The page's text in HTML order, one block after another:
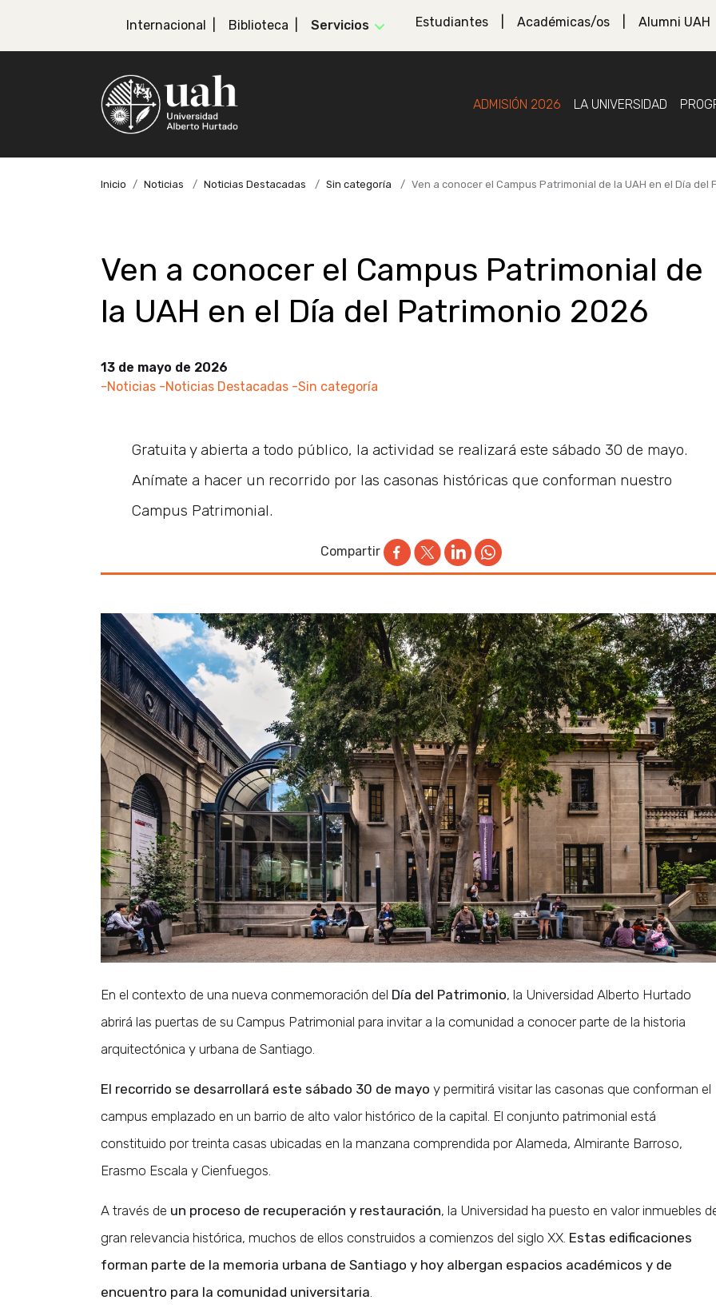
Internacional Biblioteca Servicios Estudiantes Académicas/os Alumni UAH
ADMISIÓN 2026 LA UNIVERSIDAD
Inicio Noticias Noticias Destacadas Sin categoría Ven a conocer el Campus Patrimonial de la UAH en el Día del
Ven a conocer el Campus Patrimonial de
la UAH en el Día del Patrimonio 2026
13 de mayo de 2026
-Noticias -Noticias Destacadas -Sin categoría
Gratuita y abierta a todo público, la actividad se realizará este sábado 30 de mayo.
Anímate a hacer un recorrido por las casonas históricas que conforman nuestro
Campus Patrimonial.
Compartir
En el contexto de una nueva conmemoración del Día del Patrimonio, la Universidad Alberto Hurtado
abrirá las puertas de su Campus Patrimonial para invitar a la comunidad a conocer parte de la historia
arquitectónica y urbana de Santiago.
El recorrido se desarrollará este sábado 30 de mayo y permitirá visitar las casonas que conforman el
campus emplazado en un barrio de alto valor histórico de la capital. El conjunto patrimonial está
constituido por treinta casas ubicadas en la manzana comprendida por Alameda, Almirante Barroso,
Erasmo Escala y Cienfuegos.
A través de un proceso de recuperación y restauración, la Universidad ha puesto en valor inmuebles
gran relevancia histórica, muchos de ellos construidos a comienzos del siglo XX. Estas edificaciones
forman parte de la memoria urbana de Santiago y hoy albergan espacios académicos y de
encuentro para la comunidad universitaria.